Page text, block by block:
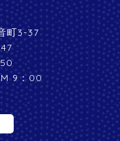
町3-37
9：00